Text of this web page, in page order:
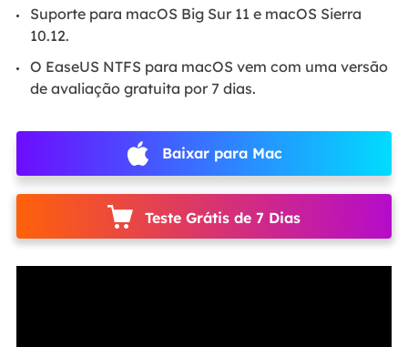
Suporte para macOS Big Sur 11 e macOS Sierra
10.12.
O EaseUS NTFS para macOS vem com uma versão
de avaliação gratuita por 7 dias.
Baixar para Mac
Teste Grátis de 7 Dias